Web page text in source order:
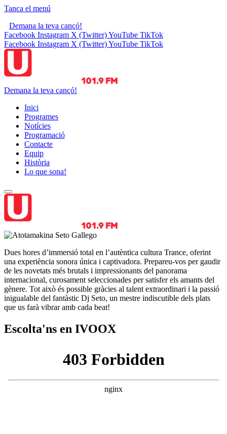
Tanca el menú
Demana la teva cançó!
Facebook Instagram X (Twitter)YouTube TikTok
Facebook Instagram X (Twitter)YouTube TikTok
Demana la teva cançó!
Inici
Programes
Notícies
Programació
Contacte
Equip
Història
Lo que sona!
Dues hores d’immersió total en l’autèntica cultura Trance, oferint
una experiència sonora única i captivadora. Prepareu-vos per gaudir
de les novetats més brutals i impressionants del panorama
internacional, curosament seleccionades per satisfer els amants del
gènere. Tot això és possible gràcies al talent extraordinari i la passió
inigualable del fantàstic Dj Seto, un mestre indiscutible dels plats
que us farà vibrar amb cada beat!
Escolta'ns en IVOOX